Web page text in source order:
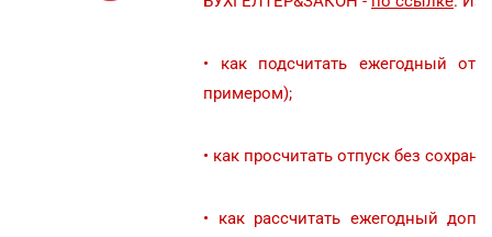
• как подсчитать ежегодный
примером);
• как просчитать отпуск без
• как рассчитать ежегодный